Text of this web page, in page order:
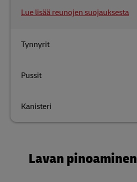
Tynnyrit
Pussit
Kanisteri
Lue lisää reunojen suojauksesta
Lavan pinoaminen